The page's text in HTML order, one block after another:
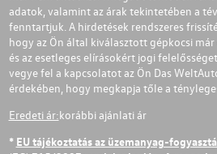
adatok, valamint az árak tekintetében a
fenntartjuk. A hirdetések rendszeres
hogy az Ön által kiválasztott gépkocsi
és az esetleges elírásokért jogi
vegye fel a kapcsolatot az Ön Das
érdekében, hogy megkapja tőle a
Eredeti ár:korábbi ajánlati ár
* EU tájékoztatás az üzemanyag-